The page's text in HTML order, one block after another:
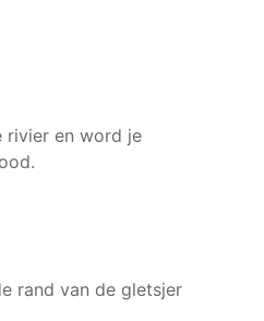
rivier en word je
rand van de gletsjer